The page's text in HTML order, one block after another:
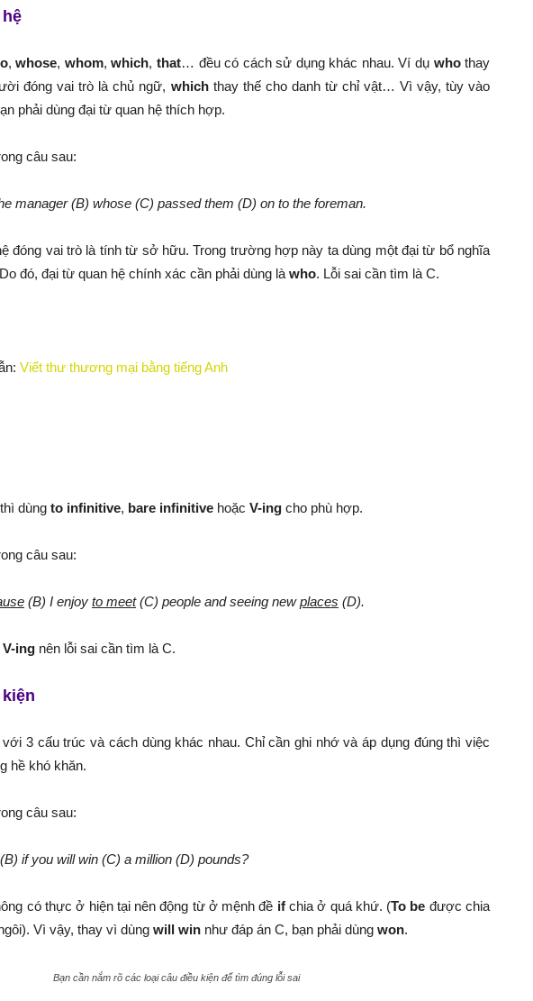
,whose, whom,which, that… đều có cách sử dụng khác nhau. Ví dụ whothay
đóng vai trò là chủ ngữ, whichthay thế cho danh từ chỉ vật… Vì vậy, tùy vào
phải dùng đại từ quan hệ thích hợp.
câu sau:
manager (B) whose (C) passed them (D) on to the foreman.
đóng vai trò là tính từ sở hữu. Trong trường hợp này ta dùng một đại từ bổ nghĩa
đó, đại từ quan hệ chính xác cần phải dùng là who. Lỗi sai cần tìm là C.
Viết thư thương mại bằng tiếng Anh
dùng to infinitive, bare infinitive hoặc V-ing cho phù hợp.
câu sau:
(B) I enjoy to meet(C) people and seeing newplaces (D).
ing nên lỗi sai cần tìm là C.
3 cấu trúc và cách dùng khác nhau. Chỉ cần ghi nhớ và áp dụng đúng thì việc
hề khó khăn.
câu sau:
if you will win (C) a million (D) pounds?
có thực ở hiện tại nên động từ ở mệnh đề ifchia ở quá khứ. (To be được chia
Vì vậy, thay vì dùng will win như đáp án C, bạn phải dùng won.
Bạn cần nắm rõ các loại câu điều kiện để tìm đúng lỗi sai